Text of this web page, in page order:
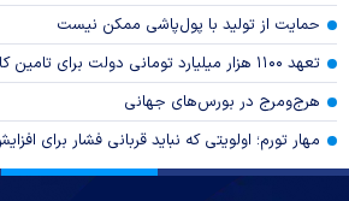
حمایت از تولید با پول‌پاشی ممکن نیست
تعهد ۱۱۰۰ هزار میلیارد تومانی دولت برای تامین کالابرگ
هرج‌ومرج در بورس‌های جهانی
مهار تورم؛ اولویتی که نباید قربانی فشار برای